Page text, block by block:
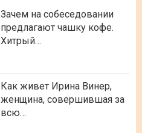
Зачем на собеседовании
предлагают чашку кофе.
Хитрый…
Как живет Ирина Винер,
женщина, совершившая за
всю…